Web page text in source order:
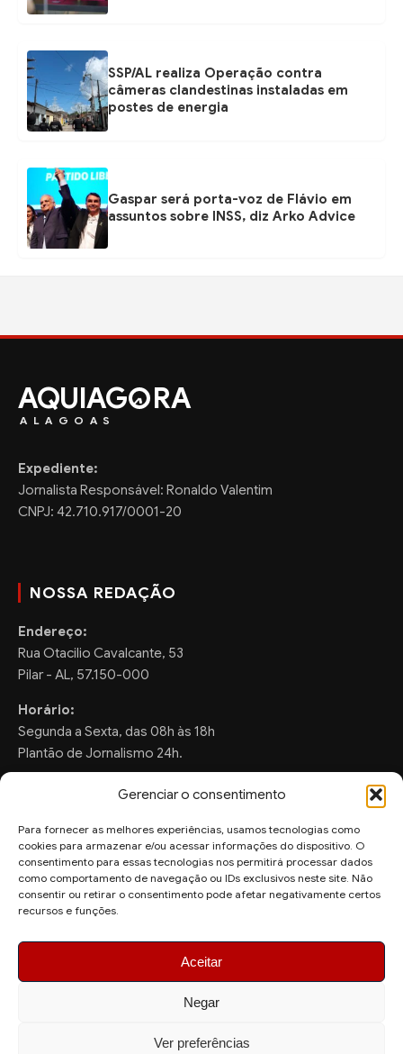
Gerenciar o consentimento
Para fornecer as melhores experiências, usamos tecnologias como
cookies para armazenar e/ou acessar informações do dispositivo. O
consentimento para essas tecnologias nos permitirá processar dados
como comportamento de navegação ou IDs exclusivos neste site. Não
consentir ou retirar o consentimento pode afetar negativamente certos
recursos e funções.
Aceitar
Negar
Ver preferências
SSP/AL realiza Operação contra
câmeras clandestinas instaladas em
postes de energia
Gaspar será porta-voz de Flávio em
assuntos sobre INSS, diz Arko Advice
AQUIAG RA
ALAGOAS
Expediente:
Jornalista Responsável: Ronaldo Valentim
CNPJ: 42.710.917/0001-20
NOSSA REDAÇÃO
Endereço:
Rua Otacilio Cavalcante, 53
Pilar - AL, 57.150-000
Horário:
Segunda a Sexta, das 08h às 18h
Plantão de Jornalismo 24h.
FALE CONOSCO
Sugestões de Pauta:
ronaldo.valentim150@gmail.com
© 2026 AquiAgora - Todos os direitos reservados.